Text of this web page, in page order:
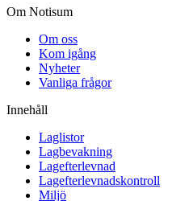
Om Notisum
Om oss
Kom igång
Nyheter
Vanliga frågor
Innehåll
Laglistor
Lagbevakning
Lagefterlevnad
Lagefterlevnadskontroll
Miljö